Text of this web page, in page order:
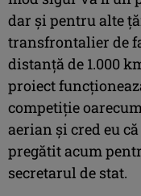
dar şi pentru alte
transfrontalier de
distanţă de 1.000
proiect
competiţie
aerian şi cred eu
pregătit acum
secretarul de stat.